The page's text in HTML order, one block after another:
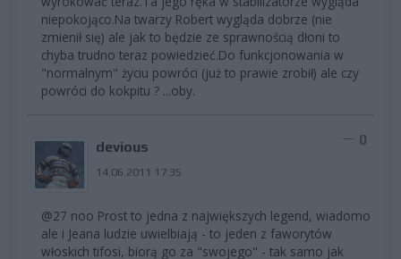
niepokojąco.Na twarzy Robert wygląda dobrze (nie
zmienił się) ale jak to będzie ze sprawnością dłoni to
chyba trudno teraz powiedzieć.Do funkcjonowania w
"normalnym" życiu powróci (już to prawie zrobił) ale czy
powróci do kokpitu ? ...oby.
devious
14.06.2011 17:35
0
@27 noo Prost to jedna z największych legend, wiadomo
ale i Jeana ludzie uwielbiają - to jeden z faworytów
włoskich tifosi, biorą go za "swojego" - tak samo jak